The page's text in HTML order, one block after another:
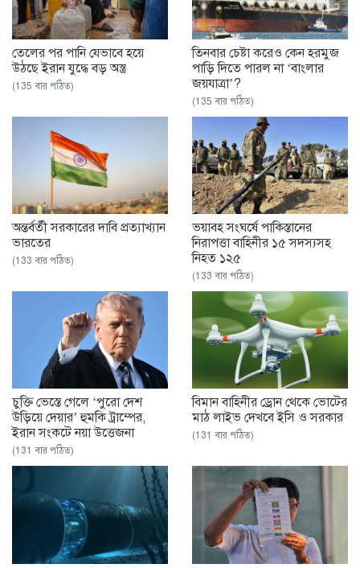
তেলের পর পানি যেভাবে হয়ে
উঠছে ইরান যুদ্ধে বড় অস্ত্র
(135 বার পঠিত)
তিনবার চেষ্টা করেও কেন হরমুজ
পাড়ি দিতে পারল না ‘বাংলার
জয়যাত্রা’?
(135 বার পঠিত)
অন্তর্বর্তী সরকারের দাবি প্রত্যাখ্যান
ভারতের
(133 বার পঠিত)
ভয়াবহ সংঘর্ষে পাকিস্তানের
নিরাপত্তা বাহিনীর ১৫ সদস্যসহ
নিহত ১২৫
(133 বার পঠিত)
চুক্তি ভেস্তে গেলে ‘পুরো দেশ
উড়িয়ে দেয়ার’ হুমকি ট্রাম্পের,
ইরান সংকটে নয়া উত্তেজনা
(131 বার পঠিত)
বিমান বাহিনীর ড্রোন থেকে ভোটের
মাঠ লাইভ দেখবে ইসি ও সরকার
(131 বার পঠিত)